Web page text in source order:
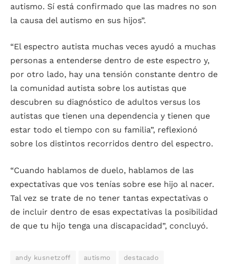
autismo. Sí está confirmado que las madres no son
la causa del autismo en sus hijos”.
“El espectro autista muchas veces ayudó a muchas
personas a entenderse dentro de este espectro y,
por otro lado, hay una tensión constante dentro de
la comunidad autista sobre los autistas que
descubren su diagnóstico de adultos versus los
autistas que tienen una dependencia y tienen que
estar todo el tiempo con su familia”, reflexionó
sobre los distintos recorridos dentro del espectro.
“Cuando hablamos de duelo, hablamos de las
expectativas que vos tenías sobre ese hijo al nacer.
Tal vez se trate de no tener tantas expectativas o
de incluir dentro de esas expectativas la posibilidad
de que tu hijo tenga una discapacidad”, concluyó.
andy kusnetzoff autismo destacado